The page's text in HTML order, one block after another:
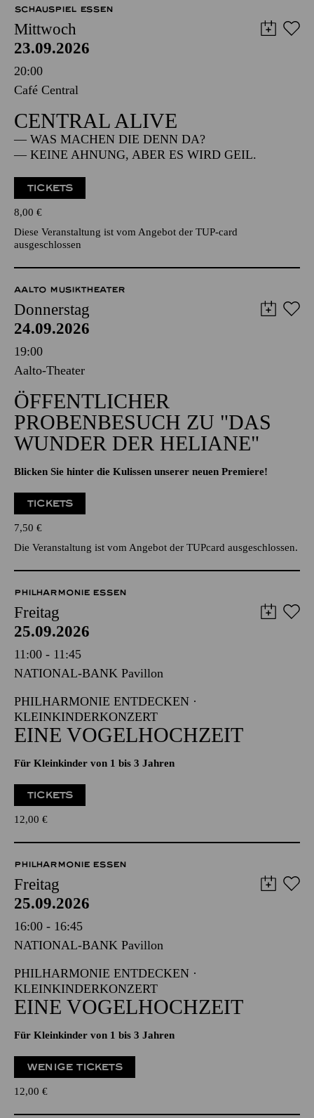
SCHAUSPIEL ESSEN
Mittwoch
23.09.2026
20:00
Café Central
CENTRAL ALIVE
— WAS MACHEN DIE DENN DA?
— KEINE AHNUNG, ABER ES WIRD GEIL.
TICKETS
8,00 €
Diese Veranstaltung ist vom Angebot der TUP-card
ausgeschlossen
AALTO MUSIKTHEATER
Donnerstag
24.09.2026
19:00
Aalto-Theater
ÖFFENTLICHER
PROBENBESUCH ZU "DAS
WUNDER DER HELIANE"
Blicken Sie hinter die Kulissen unserer neuen Premiere!
TICKETS
7,50 €
Die Veranstaltung ist vom Angebot der TUPcard ausgeschlossen.
PHILHARMONIE ESSEN
Freitag
25.09.2026
11:00 - 11:45
NATIONAL-BANK Pavillon
PHILHARMONIE ENTDECKEN ·
KLEINKINDERKONZERT
EINE VOGELHOCHZEIT
Für Kleinkinder von 1 bis 3 Jahren
TICKETS
12,00 €
PHILHARMONIE ESSEN
Freitag
25.09.2026
16:00 - 16:45
NATIONAL-BANK Pavillon
PHILHARMONIE ENTDECKEN ·
KLEINKINDERKONZERT
EINE VOGELHOCHZEIT
Für Kleinkinder von 1 bis 3 Jahren
WENIGE TICKETS
12,00 €